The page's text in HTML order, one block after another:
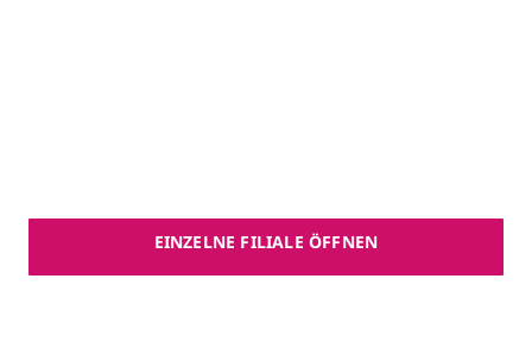
Schönheitsräume Parfümerie
Prasch
EINZELNE FILIALE ÖFFNEN